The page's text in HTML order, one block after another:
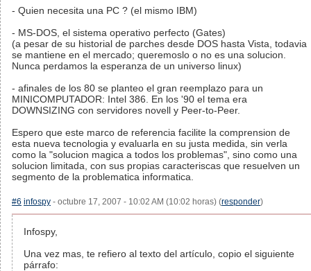
- Quien necesita una PC ? (el mismo IBM)
- MS-DOS, el sistema operativo perfecto (Gates)
(a pesar de su historial de parches desde DOS hasta Vista, todavia
se mantiene en el mercado; queremoslo o no es una solucion.
Nunca perdamos la esperanza de un universo linux)
- afinales de los 80 se planteo el gran reemplazo para un
MINICOMPUTADOR: Intel 386. En los '90 el tema era
DOWNSIZING con servidores novell y Peer-to-Peer.
Espero que este marco de referencia facilite la comprension de
esta nueva tecnologia y evaluarla en su justa medida, sin verla
como la "solucion magica a todos los problemas", sino como una
solucion limitada, con sus propias caracteriscas que resuelven un
segmento de la problematica informatica.
#6 infospy - octubre 17, 2007 - 10:02 AM (10:02 horas) (responder)
Infospy,
Una vez mas, te refiero al texto del artículo, copio el siguiente
párrafo: